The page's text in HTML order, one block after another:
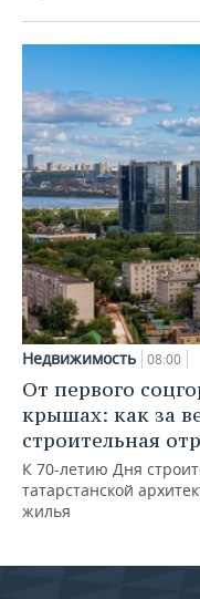
Недвижимость 08:00
От первого
крышах: как за
строительная
К 70-летию Дня
татарстанской
жилья